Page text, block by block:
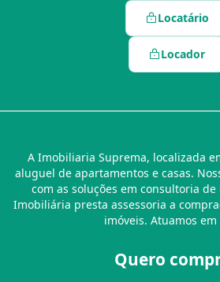
Locatário
Locador
A Imobiliaria Suprema, localizada
aluguel de apartamentos e casas.
com as soluções em consultoria
Imobiliária presta assessoria a
imóveis. Atuamos
Quero